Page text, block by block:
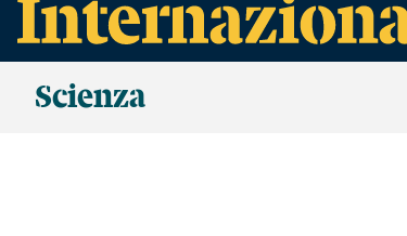
Scienza